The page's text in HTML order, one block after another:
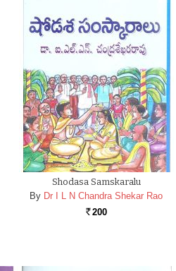
Shodasa Samskaralu
By Dr I L N Chandra Shekar Rao
Rs. 200